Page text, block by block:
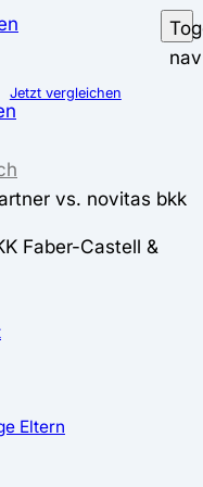
Eltern
Jetzt vergleichen
vs. novitas bkk
Faber-Castell &